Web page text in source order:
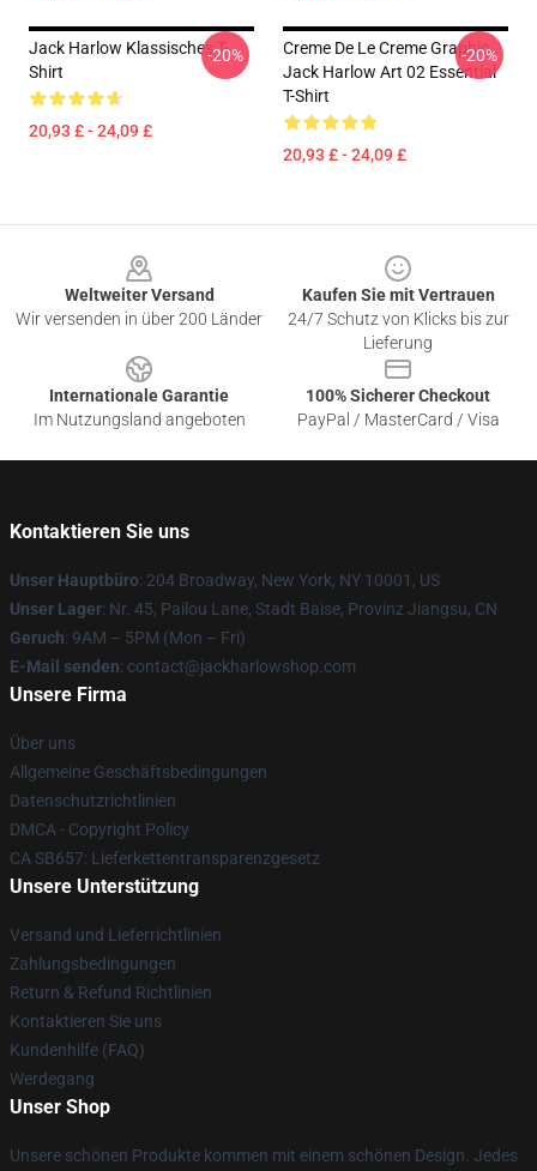
Jack Harlow Klassisches T-
Shirt
20,93 £ - 24,09 £
-20%
Creme De Le Creme Graphic
Jack Harlow Art 02 Essential
T-Shirt
20,93 £ - 24,09 £
-20%
Weltweiter Versand
Wir versenden in über 200 Länder
Kaufen Sie mit Vertrauen
24/7 Schutz von Klicks bis zur
Lieferung
Internationale Garantie
Im Nutzungsland angeboten
100% Sicherer Checkout
PayPal / MasterCard / Visa
Kontaktieren Sie uns
Unser Hauptbüro: 204 Broadway, New York, NY 10001, US
Unser Lager: Nr. 45, Pailou Lane, Stadt Baise, Provinz Jiangsu, CN
Geruch: 9AM – 5PM (Mon – Fri)
E-Mail senden: contact@jackharlowshop.com
Unsere Firma
Über uns
Allgemeine Geschäftsbedingungen
Datenschutzrichtlinien
DMCA - Copyright Policy
CA SB657: Lieferkettentransparenzgesetz
Unsere Unterstützung
Versand und Lieferrichtlinien
Zahlungsbedingungen
Return & Refund Richtlinien
Kontaktieren Sie uns
Kundenhilfe (FAQ)
Werdegang
Unser Shop
Unsere schönen Produkte kommen mit einem schönen Design. Jedes